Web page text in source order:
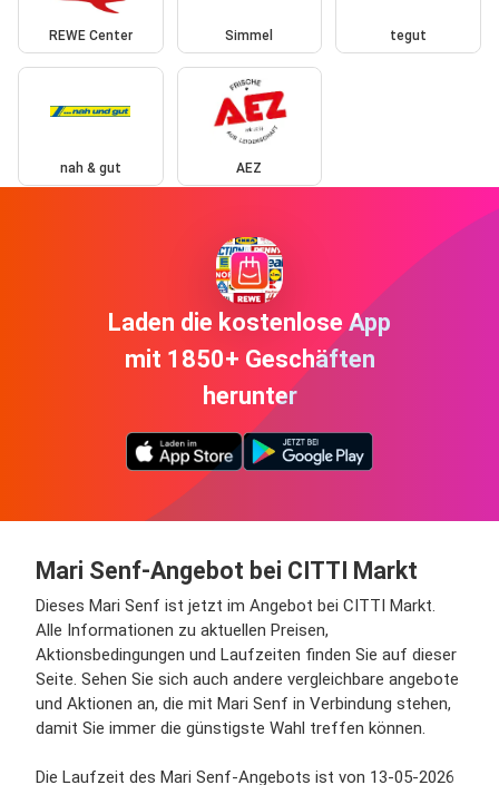
REWE Center Simmel tegut
nah & gut AEZ
Laden die kostenlose App
mit 1850+ Geschäften
herunter
Mari Senf-Angebot bei CITTI Markt
Dieses Mari Senf ist jetzt im Angebot bei CITTI Markt.
Alle Informationen zu aktuellen Preisen,
Aktionsbedingungen und Laufzeiten finden Sie auf dieser
Seite. Sehen Sie sich auch andere vergleichbare angebote
und Aktionen an, die mit Mari Senf in Verbindung stehen,
damit Sie immer die günstigste Wahl treffen können.
Die Laufzeit des Mari Senf-Angebots ist von 13-05-2026